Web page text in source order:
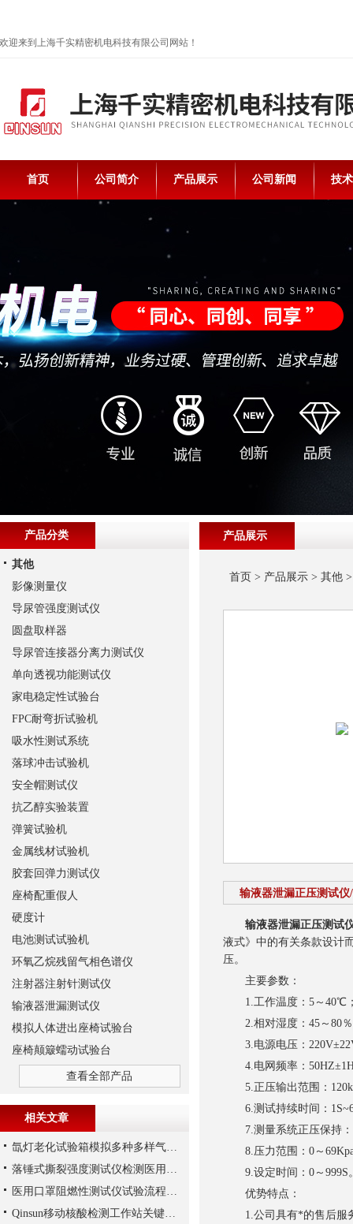
欢迎来到上海千实精密机电科技有限公司网站！
首页 公司简介 产品展示 公司新闻 技
产品展示
首页 > 产品展示> 其他
输液器泄漏正压测试
输液器泄漏正压测试
液式》中的有关条款设计
压。
主要参数：
1.工作温度：5～40℃
2.相对湿度：45～80
3.电源电压：
4.电网频率：
5.正压输出范围：
6.测试持续时间：
7.测量系统正压保持：
8.压力范围：0～
9.设定时间：0～999S
优势特点：
1.公司具有*的售后服
产品分类
其他
影像测量仪
导尿管强度测试仪
圆盘取样器
导尿管连接器分离力测试仪
单向透视功能测试仪
家电稳定性试验台
FPC耐弯折试验机
吸水性测试系统
落球冲击试验机
安全帽测试仪
抗乙醇实验装置
弹簧试验机
金属线材试验机
胶套回弹力测试仪
座椅配重假人
硬度计
电池测试试验机
环氧乙烷残留气相色谱仪
注射器注射针测试仪
输液器泄漏测试仪
模拟人体进出座椅试验台
座椅颠簸蠕动试验台
查看全部产品
相关文章
氙灯老化试验箱模拟多种多样气候条件
落锤式撕裂强度测试仪检测医用服撕破强力性能
医用口罩阻燃性测试仪试验流程说明
Qinsun移动核酸检测工作站关键参数